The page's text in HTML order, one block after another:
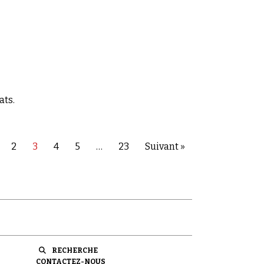
2 3 4 5 … 23 Suivant »
RECHERCHE
CONTACTEZ-NOUS